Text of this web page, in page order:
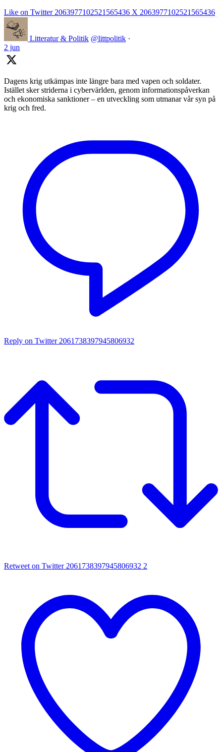
Like on Twitter 2063977102521565436 X 2063977102521565436
Litteratur & Politik @littpolitik ·
2 jun
Dagens krig utkämpas inte längre bara med vapen och soldater.
Istället sker striderna i cybervärlden, genom informationspåverkan
och ekonomiska sanktioner – en utveckling som utmanar vår syn på
krig och fred.
Reply on Twitter 2061738397945806932
Retweet on Twitter 2061738397945806932 2